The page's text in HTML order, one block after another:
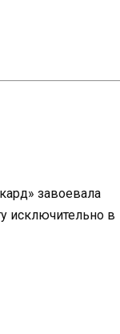
завоевала
исключительно в